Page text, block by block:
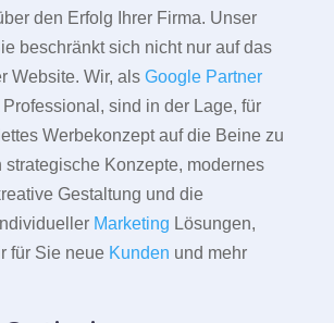
den Erfolg Ihrer Firma. Unser
beschränkt sich nicht nur auf das
Website. Wir, als Google Partner
sind in der Lage, für
Werbekonzept auf die Beine zu
strategische Konzepte, modernes
Gestaltung und die
Marketing Lösungen,
für Sie neue Kunden und mehr